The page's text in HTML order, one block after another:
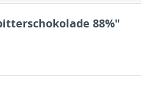
88%"